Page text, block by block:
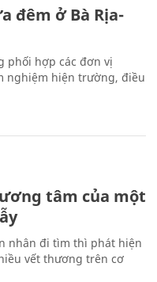
đêm ở Bà Rịa-
phối hợp các đơn vị
nghiệm hiện trường, điều
tâm của một
nhân đi tìm thì phát hiện
vết thương trên cơ